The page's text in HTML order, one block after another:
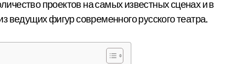
проектов на самых известных сценах и в
ведущих фигур современного русского театра.